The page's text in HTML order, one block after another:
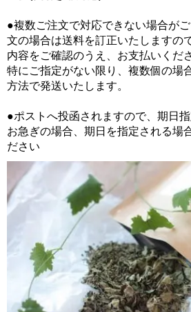
●複数ご注文で対応できない場合が
文の場合は送料を訂正いたしますの
内容をご確認のうえ、お支払いくだ
特にご指定がない限り、複数個の場
方法で発送いたします。
●ポストへ投函されますので、期日指
お急ぎの場合、期日を指定される場
ださい